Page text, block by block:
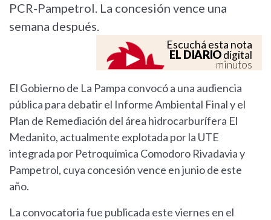
PCR-Pampetrol. La concesión vence una
semana después.
Escuchá esta nota
EL DIARIOdigital
minutos
El Gobierno de La Pampa convocó a una audiencia
pública para debatir el Informe Ambiental Final y el
Plan de Remediación del área hidrocarburífera El
Medanito, actualmente explotada por la UTE
integrada por Petroquímica Comodoro Rivadavia y
Pampetrol, cuya concesión vence en junio de este
año.
La convocatoria fue publicada este viernes en el